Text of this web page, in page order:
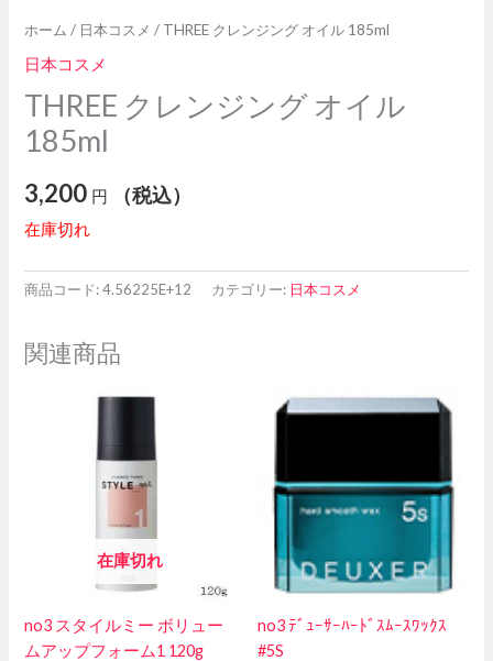
ホーム / 日本コスメ / THREE クレンジング オイル 185ml
日本コスメ
THREE クレンジング オイル
185ml
3,200 円 （税込）
在庫切れ
商品コード:4.56225E+12 カテゴリー: 日本コスメ
関連商品
在庫切れ
no3 スタイルミー ボリュー
ムアップフォーム1 120g
no3 ﾃﾞｭｰｻｰﾊｰﾄﾞｽﾑｰｽﾜｯｸｽ
#5S